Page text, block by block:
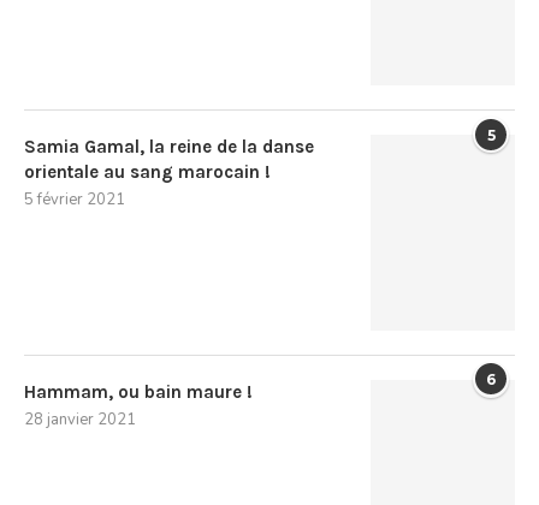
5
Samia Gamal, la reine de la danse
orientale au sang marocain !
5 février 2021
6
Hammam, ou bain maure !
28 janvier 2021